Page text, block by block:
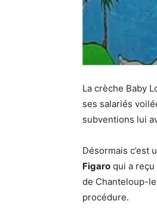
La crèche Baby
ses salariés
subventions lui
Désormais c’est
Figaro qui a
de Chanteloup-
procédure.